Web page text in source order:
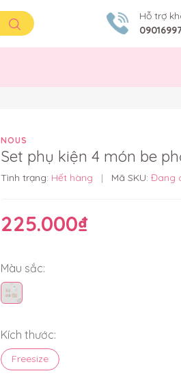
Hỗ trợ
NOUS
Set phụ kiện 4 món be
Tình trạng: Hết hàng | Mã SKU: Đang
225.000₫
Màu sắc:
Kích thước:
Freesize